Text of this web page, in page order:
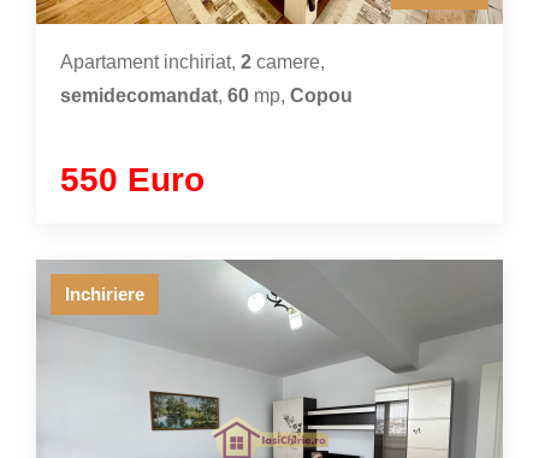
Apartament inchiriat, 2 camere,
semidecomandat, 60 mp, Copou
550 Euro
Inchiriere